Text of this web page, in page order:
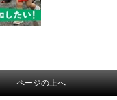
ページの上へ